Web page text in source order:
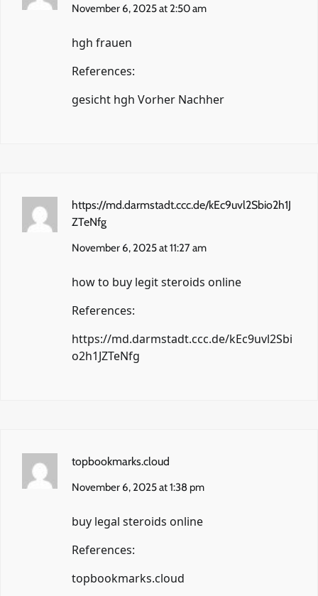
November 6, 2025 at 2:50 am
hgh frauen
References:
gesicht hgh Vorher Nachher
https://md.darmstadt.ccc.de/kEc9uvl2Sbio2h1J
ZTeNfg
November 6, 2025 at 11:27 am
how to buy legit steroids online
References:
https://md.darmstadt.ccc.de/kEc9uvl2Sbi
o2h1JZTeNfg
topbookmarks.cloud
November 6, 2025 at 1:38 pm
buy legal steroids online
References:
topbookmarks.cloud